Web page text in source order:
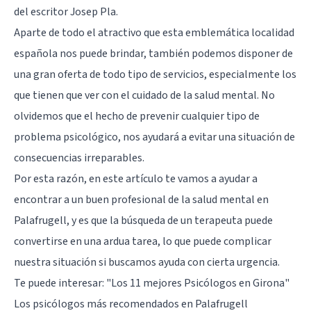
del escritor Josep Pla.
Aparte de todo el atractivo que esta emblemática localidad
española nos puede brindar, también podemos disponer de
una gran oferta de todo tipo de servicios, especialmente los
que tienen que ver con el cuidado de la salud mental. No
olvidemos que el hecho de prevenir cualquier tipo de
problema psicológico, nos ayudará a evitar una situación de
consecuencias irreparables.
Por esta razón, en este artículo te vamos a ayudar a
encontrar a un buen profesional de la salud mental en
Palafrugell, y es que la búsqueda de un terapeuta puede
convertirse en una ardua tarea, lo que puede complicar
nuestra situación si buscamos ayuda con cierta urgencia.
Te puede interesar: "Los 11 mejores Psicólogos en Girona"
Los psicólogos más recomendados en Palafrugell